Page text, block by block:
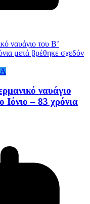
ναυάγιο
– 83 χρόνια